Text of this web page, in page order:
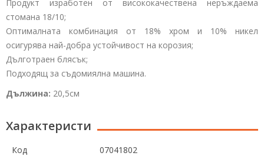
Продукт изработен от висококачествена неръждаема
стомана 18/10;
Оптималната комбинация от 18% хром и 10% никел
осигурява най-добра устойчивост на корозия;
Дълготраен блясък;
Подходящ за съдомиялна машина.
Дължина: 20,5см
Характеристи
Код
07041802